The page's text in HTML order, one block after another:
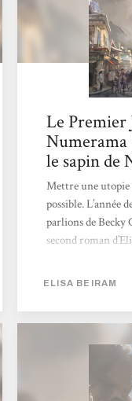
matériel...
Le Premier
le sapin de
Mettre une utopie
possible. L’année
parlions de Becky
second roman
Nous sommes au
Famines,
Pourtant, l’espoir
monde n’est pas
et certains sont
solution pour
ELISA BEIRAM